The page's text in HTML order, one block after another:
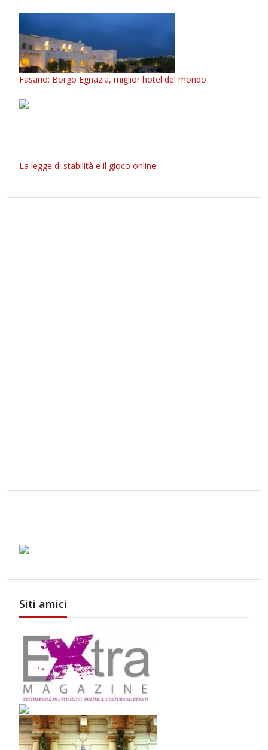
Fasano: Borgo Egnazia, miglior hotel del mondo
La legge di stabilità e il gioco online
Siti amici